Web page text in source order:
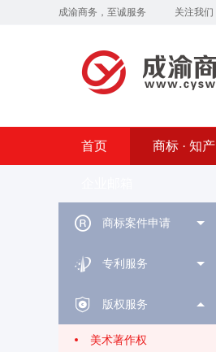
成渝商务，至诚服务 关注我们
首页 商标 · 知产
商标案件申请
专利服务
版权服务
美术著作权